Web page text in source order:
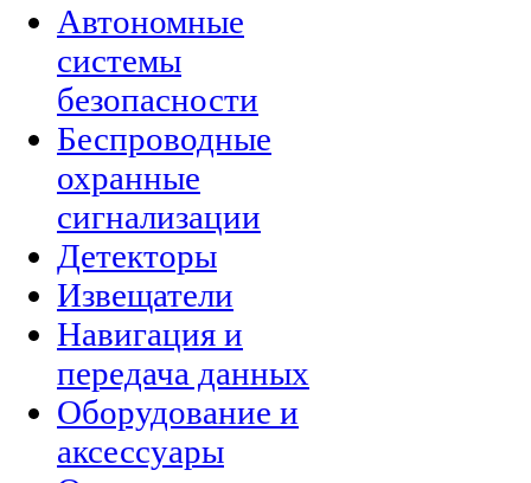
Автономные
системы
безопасности
Беспроводные
охранные
сигнализации
Детекторы
Извещатели
Навигация и
передача данных
Оборудование и
аксессуары